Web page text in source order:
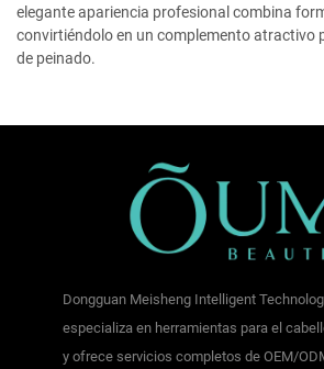
elegante apariencia profesional combina
convirtiéndolo en un complemento atractivo
de peinado.
Dongguan Meisheng Intelligent
especializa en herramientas para el
y ofrece servicios completos de OEM/